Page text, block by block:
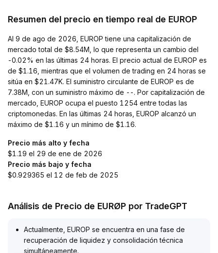
Resumen del precio en tiempo real de EUROP
Al 9 de ago de 2026, EUROP tiene una capitalización de
mercado total de $8.54M, lo que representa un cambio del
-0.02% en las últimas 24 horas. El precio actual de EUROP es
de $1.16, mientras que el volumen de trading en 24 horas se
sitúa en $21.47K. El suministro circulante de EUROP es de
7.38M, con un suministro máximo de --. Por capitalización de
mercado, EUROP ocupa el puesto 1254 entre todas las
criptomonedas. En las últimas 24 horas, EUROP alcanzó un
máximo de $1.16 y un mínimo de $1.16.
Precio más alto y fecha
$1.19 el 29 de ene de 2026
Precio más bajo y fecha
$0.929365 el 12 de feb de 2025
Análisis de Precio de EURØP por TradeGPT
Actualmente, EUROP se encuentra en una fase de
recuperación de liquidez y consolidación técnica
simultáneamente.